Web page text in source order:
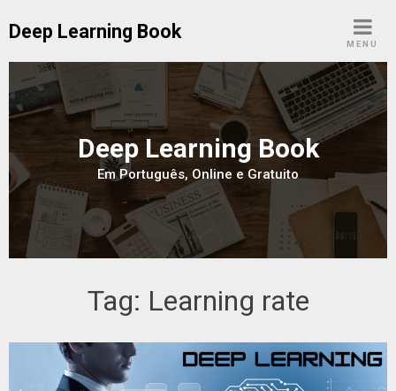
Deep Learning Book
MENU
Deep Learning Book
Em Português, Online e Gratuito
Tag: Learning rate